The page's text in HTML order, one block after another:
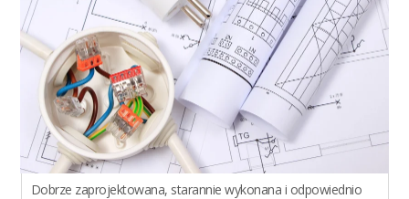
Dobrze zaprojektowana, starannie wykonana i odpowiednio